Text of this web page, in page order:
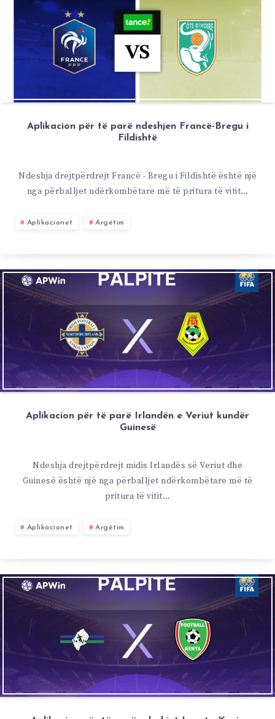
Aplikacion për të parë ndeshjen Francë-Bregu i
Fildishtë
Ndeshja drejtpërdrejt Francë - Bregu i Fildishtë është një
nga përballjet ndërkombëtare më të pritura të vitit…
Aplikacionet Argëtim
Aplikacion për të parë Irlandën e Veriut kundër
Guinesë
Ndeshja drejtpërdrejt midis Irlandës së Veriut dhe
Guinesë është një nga përballjet ndërkombëtare më të
pritura të vitit…
Aplikacionet Argëtim